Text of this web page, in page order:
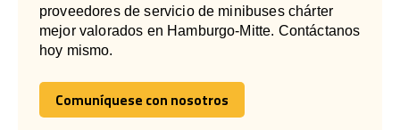
proveedores de servicio de minibuses chárter
mejor valorados en Hamburgo-Mitte. Contáctanos
hoy mismo.
Comuníquese con nosotros
Comuníquese con nosotros